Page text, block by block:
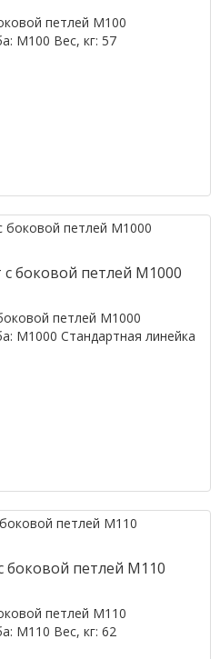
петлей M100
M100 Вес, кг: 57
боковой петлей M1000
петлей M1000
M1000 Стандартная линейка
боковой петлей M110
петлей M110
M110 Вес, кг: 62